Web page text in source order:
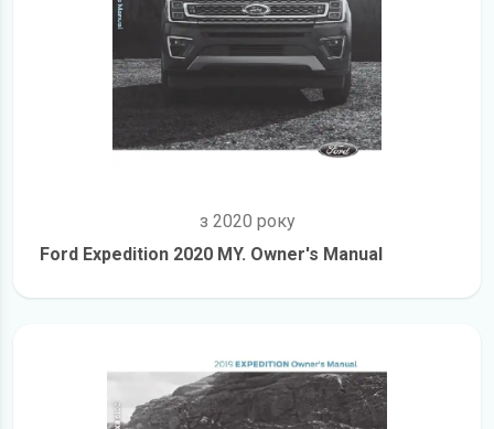
з 2020 року
Ford Expedition 2020 MY. Owner's Manual